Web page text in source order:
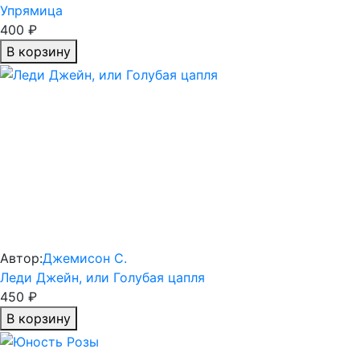
Упрямица
400 ₽
В корзину
Автор:Джемисон С.
Леди Джейн, или Голубая цапля
450 ₽
В корзину